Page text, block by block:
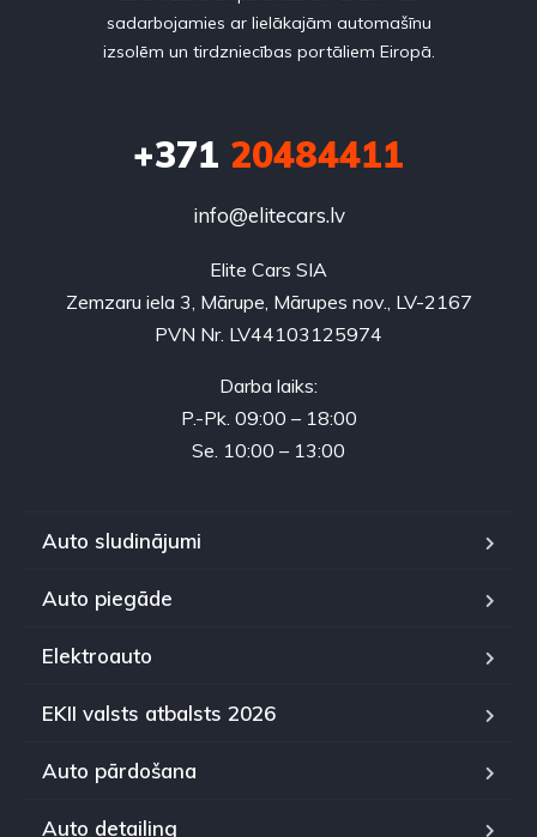
sadarbojamies ar lielākajām automašīnu
izsolēm un tirdzniecības portāliem Eiropā.
+371 20484411
info@elitecars.lv
Elite Cars SIA
Zemzaru iela 3, Mārupe, Mārupes nov., LV-2167
PVN Nr. LV44103125974
Darba laiks:
P.-Pk. 09:00 – 18:00
Se. 10:00 – 13:00
Auto sludinājumi
Auto piegāde
Elektroauto
EKII valsts atbalsts 2026
Auto pārdošana
Auto detailing